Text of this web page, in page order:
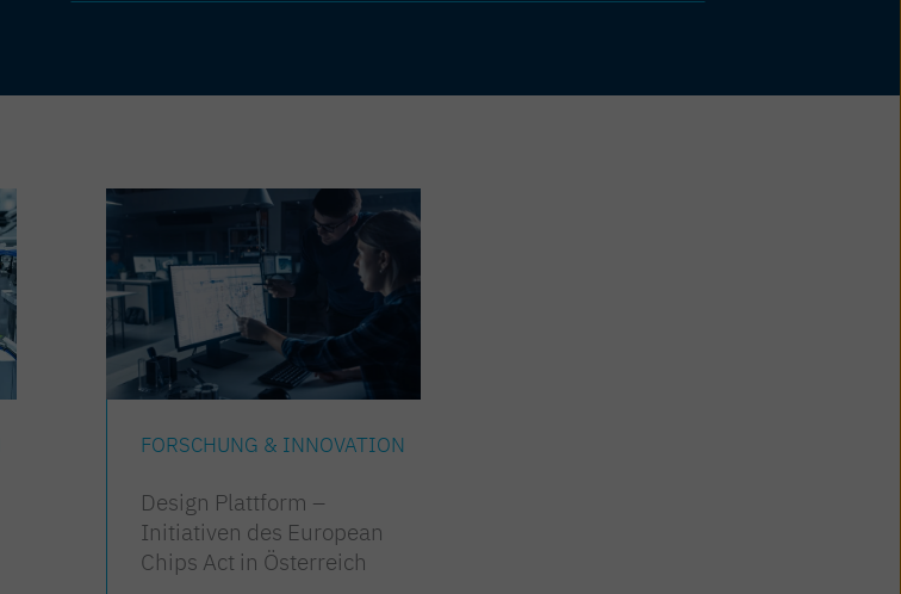
FORSCHUNG & INNOVATION
Design Plattform –
Initiativen des European
Chips Act in Österreich